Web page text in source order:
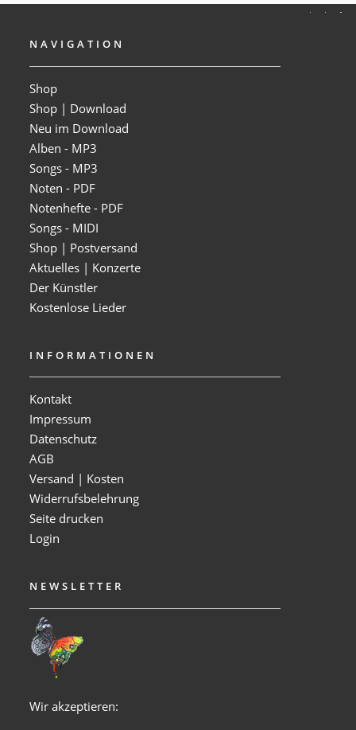
NAVIGATION
Shop
Shop | Download
Neu im Download
Alben - MP3
Songs - MP3
Noten - PDF
Notenhefte - PDF
Songs - MIDI
Shop | Postversand
Aktuelles | Konzerte
Der Künstler
Kostenlose Lieder
INFORMATIONEN
Kontakt
Impressum
Datenschutz
AGB
Versand | Kosten
Widerrufsbelehrung
Seite drucken
Login
NEWSLETTER
Wir akzeptieren: